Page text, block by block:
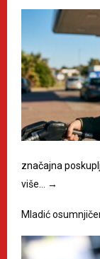
značajna
više…
→
Mladić